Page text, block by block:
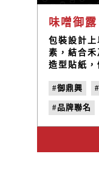
味噌御
包裝設計
素，結合
造型貼紙
味，也能
在地精神。
#御鼎興
#品牌聯名